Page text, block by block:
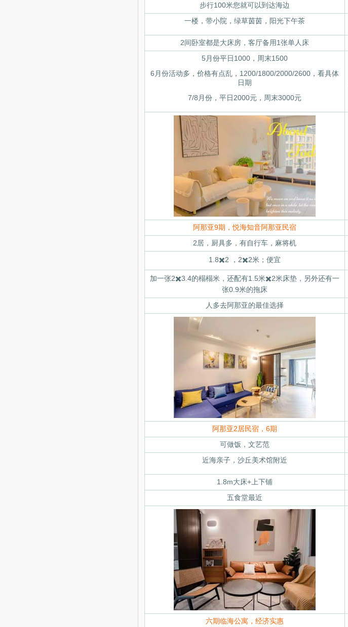
步行100米您就可以到达海边
一楼，带小院，绿草茵茵，阳光下午茶
2间卧室都是大床房，客厅备用1张单人床
5月份平日1000，周末1500
6月份活动多，价格有点乱，1200/1800/2000/2600，看具体
日期
7/8月份，平日2000元，周末3000元
阿那亚9期，悦海知音阿那亚民宿
2居，厨具多，有自行车，麻将机
1.8✖️2 ，2✖️2米；便宜
加一张2✖️3.4的榻榻米，还配有1.5米✖️2米床垫，另外还有一
张0.9米的拖床
人多去阿那亚的最佳选择
阿那亚2居民宿，6期
可做饭，文艺范
近海亲子，沙丘美术馆附近
1.8m大床+上下铺
五食堂最近
六期临海公寓，经济实惠